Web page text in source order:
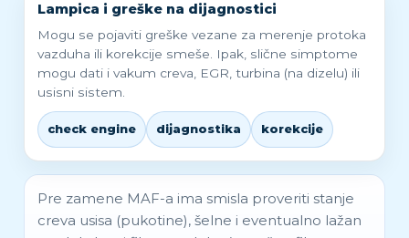
Lampica i greške na dijagnostici
Mogu se pojaviti greške vezane za merenje protoka
vazduha ili korekcije smeše. Ipak, slične simptome
mogu dati i vakum creva, EGR, turbina (na dizelu) ili
usisni sistem.
check engine dijagnostika korekcije
Pre zamene MAF-a ima smisla proveriti stanje
creva usisa (pukotine), šelne i eventualno lažan